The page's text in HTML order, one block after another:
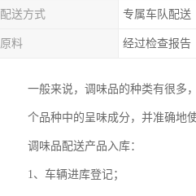
配送方式 专属车队配送
原料 经过检查报告
一般来说，调味品的种类有很多
个品种中的呈味成分，并准确地
调味品配送产品入库：
1、车辆进库登记；